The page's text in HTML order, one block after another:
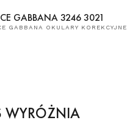
GABBANA 3246 3021
GABBANA OKULARY KOREKCYJNE
WYRÓŻNIA